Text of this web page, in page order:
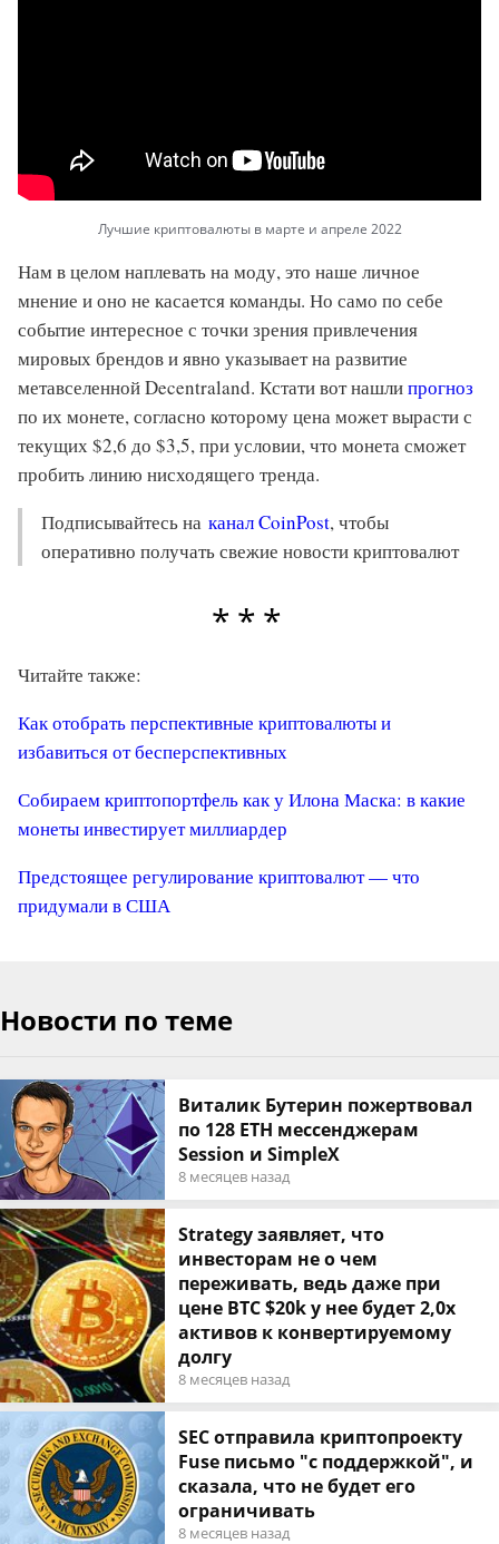
Лучшие криптовалюты в марте и апреле 2022
Нам в целом наплевать на моду, это наше личное
мнение и оно не касается команды. Но само по себе
событие интересное с точки зрения привлечения
мировых брендов и явно указывает на развитие
метавселенной Decentraland. Кстати вот нашлипрогноз
по их монете, согласно которому цена может вырасти с
текущих $2,6 до $3,5, при условии, что монета сможет
пробить линию нисходящего тренда.
Подписывайтесь на канал CoinPost, чтобы
оперативно получать свежие новости криптовалют
Читайте также:
Как отобрать перспективные криптовалюты и
избавиться от бесперспективных
Собираем криптопортфель как у Илона Маска: в какие
монеты инвестирует миллиардер
Предстоящее регулирование криптовалют — что
придумали в США
Новости по теме
Виталик Бутерин пожертвовал
по 128 ЕТН мессенджерам
Session и SimpleX
8 месяцев назад
Strategy заявляет, что
инвесторам не о чем
переживать, ведь даже при
цене BTC $20k у нее будет 2,0х
активов к конвертируемому
долгу
8 месяцев назад
SEC отправила криптопроекту
Fuse письмо "с поддержкой", и
сказала, что не будет его
ограничивать
8 месяцев назад